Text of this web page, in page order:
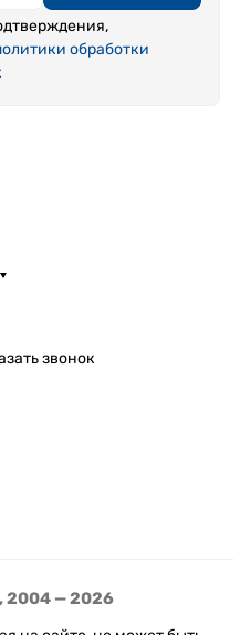
вода высокой
В РФ
Рекомендована
лучей месте,
+25 С. После
с закрытой
импортера,
ЕАЭС: ООО
качестве без
обработки
звонок
2004 — 2026